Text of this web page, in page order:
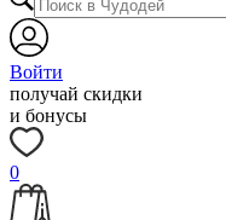
Войти
получай скидки
и бонусы
0